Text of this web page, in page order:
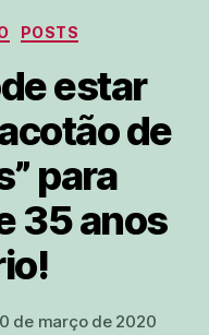
POSTS
estar
de
para
35 anos
de março de 2020